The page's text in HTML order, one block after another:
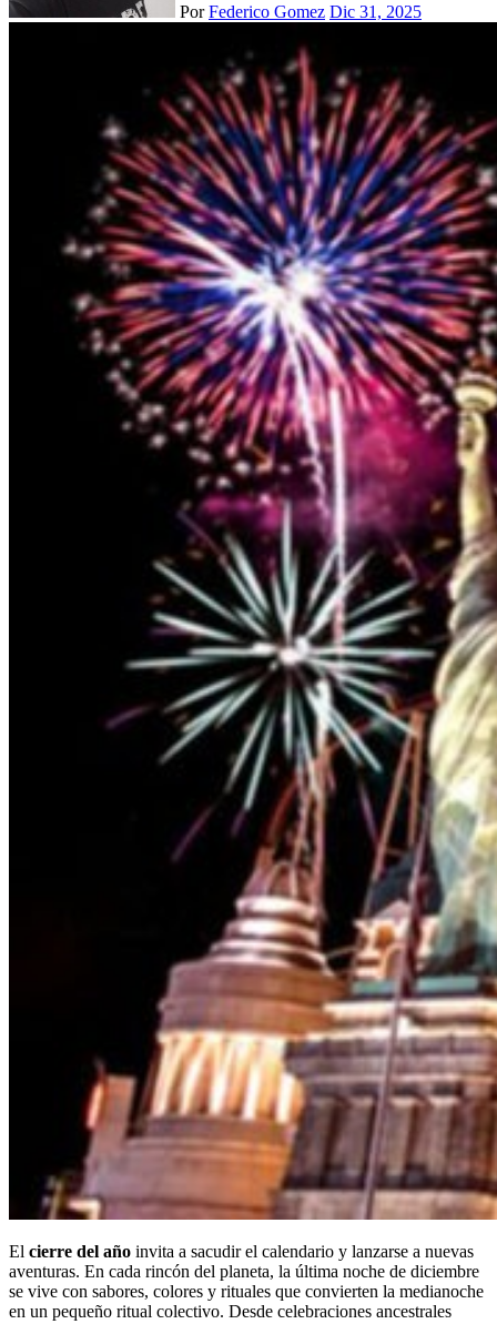
PorFederico Gomez Dic 31, 2025
El cierre del año invita a sacudir el calendario y lanzarse a nuevas
aventuras. En cada rincón del planeta, la última noche de diciembre
se vive con sabores, colores y rituales que convierten la medianoche
en un pequeño ritual colectivo. Desde celebraciones ancestrales